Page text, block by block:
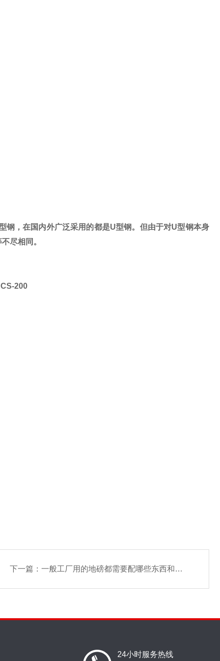
钢，在国内外广泛采用的都是U型钢。但由于对U型钢本身
尽相同。
200
下一篇： 一般工厂用的地磅都需要配哪些东西和软件？
24小时服务热线